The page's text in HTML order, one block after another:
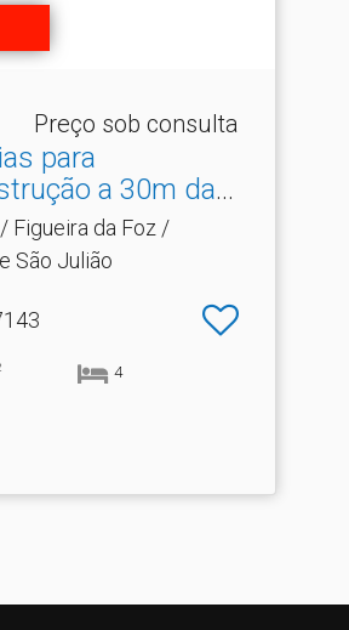
Preço sob consulta
para
a 30m da
.​..
Figueira da Foz /
São Julião
4